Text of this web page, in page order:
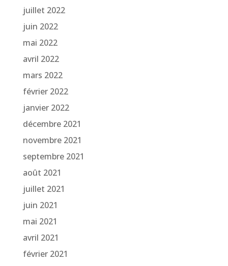
juillet 2022
juin 2022
mai 2022
avril 2022
mars 2022
février 2022
janvier 2022
décembre 2021
novembre 2021
septembre 2021
août 2021
juillet 2021
juin 2021
mai 2021
avril 2021
février 2021